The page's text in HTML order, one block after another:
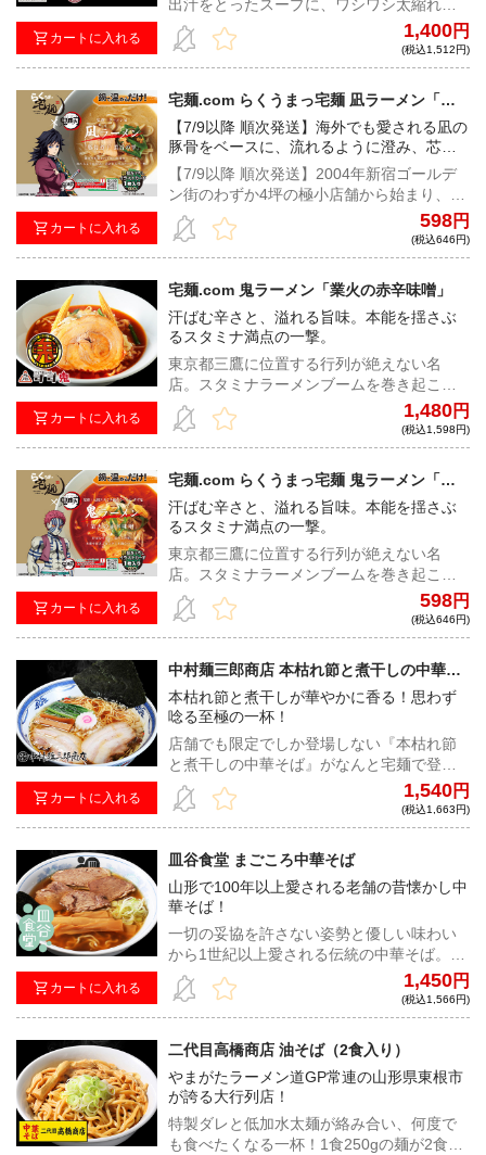
カートに入れる
出汁をとったスープに、ワシワシ太縮れ麺
が絡んだ、上品さと力強さを兼ね備えた一
杯！
1,400円
(税込1,512円)
カートに入れる
宅麺.com らくうまっ宅麺 凪ラーメン「豚
骨煮干 濃旨（こくうま）の雫」
【7/9以降 順次発送】海外でも愛される凪の
豚骨をベースに、流れるように澄み、芯の
ある旨みだけが残る一杯。
【7/9以降 順次発送】2004年新宿ゴールデ
ン街のわずか4坪の極小店舗から始まり、今
では国内に留まらず、海外50店舗以上を経
営するほどの規模へ成長。ラーメン業界で
押しも押されぬ人気と知名度を誇る『ラー
のコラボにて実現した『らくうまっ宅麺 凪
ラーメン「豚骨煮干 濃旨（こくうま）の
雫」』をイラストカード付きでお届け！
598円
(税込646円)
カートに入れる
宅麺.com 鬼ラーメン「業火の赤辛味噌」
汗ばむ辛さと、溢れる旨味。本能を揺さぶ
るスタミナ満点の一撃。
東京都三鷹に位置する行列が絶えない名
店。スタミナラーメンブームを巻き起こし
た元祖スタ満発祥の地でもあり、ラーメン
業界に大きなインパクトを与えた唯一無二
のラーメン店『元祖スタミナ満点らーめん
のコラボにて実現した『鬼ラーメン「業火
の赤辛味噌」』をイラストカード付きでお
届け！
1,480円
(税込1,598円)
カートに入れる
宅麺.com らくうまっ宅麺 鬼ラーメン「業
火の赤辛味噌」
汗ばむ辛さと、溢れる旨味。本能を揺さぶ
るスタミナ満点の一撃。
東京都三鷹に位置する行列が絶えない名
店。スタミナラーメンブームを巻き起こし
た元祖スタ満発祥の地でもあり、ラーメン
業界に大きなインパクトを与えた唯一無二
のラーメン店『元祖スタミナ満点らーめん
のコラボにて実現した『らくうまっ宅麺 鬼
ラーメン「業火の赤辛味噌」』をイラスト
カード付きでお届け！
598円
(税込646円)
カートに入れる
中村麺三郎商店 本枯れ節と煮干しの中華そ
ば
本枯れ節と煮干しが華やかに香る！思わず
唸る至極の一杯！
店舗でも限定でしか登場しない『本枯れ節
と煮干しの中華そば』がなんと宅麺で登
場！良質な素材と中村店主の技術力から繰
り出される上品で深みのあるスープはあな
たを必ず唸らせる！
1,540円
(税込1,663円)
カートに入れる
皿谷食堂 まごころ中華そば
山形で100年以上愛される老舗の昔懐かし中
華そば！
一切の妥協を許さない姿勢と優しい味わい
から1世紀以上愛される伝統の中華そば。そ
の味わいは食べてを実家に帰ったかのよう
な安心感で包み込む。
1,450円
(税込1,566円)
二代目高橋商店 油そば（2食入り）
やまがたラーメン道GP常連の山形県東根市
が誇る大行列店！
特製ダレと低加水太麺が絡み合い、何度で
も食べたくなる一杯！1食250gの麺が2食入